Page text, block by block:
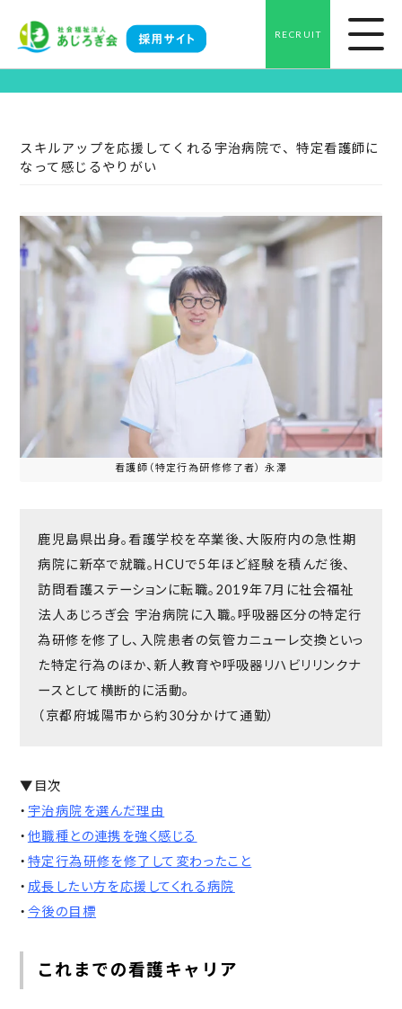
RECRUIT
Interview
スキルアップを応援してくれる宇治病院で、特定看護師に
なって感じるやりがい
看護師（特定行為研修修了者） 永澤
鹿児島県出身。看護学校を卒業後、大阪府内の急性期
病院に新卒で就職。HCUで5年ほど経験を積んだ後、
訪問看護ステーションに転職。2019年7月に社会福祉
法人あじろぎ会 宇治病院に入職。呼吸器区分の特定行
為研修を修了し、入院患者の気管カニューレ交換といっ
た特定行為のほか、新人教育や呼吸器リハビリリンクナ
ースとして横断的に活動。
（京都府城陽市から約30分かけて通勤）
▼目次
・ 宇治病院を選んだ理由
・ 他職種との連携を強く感じる
・ 特定行為研修を修了して変わったこと
・ 成長したい方を応援してくれる病院
・ 今後の目標
これまでの看護キャリア